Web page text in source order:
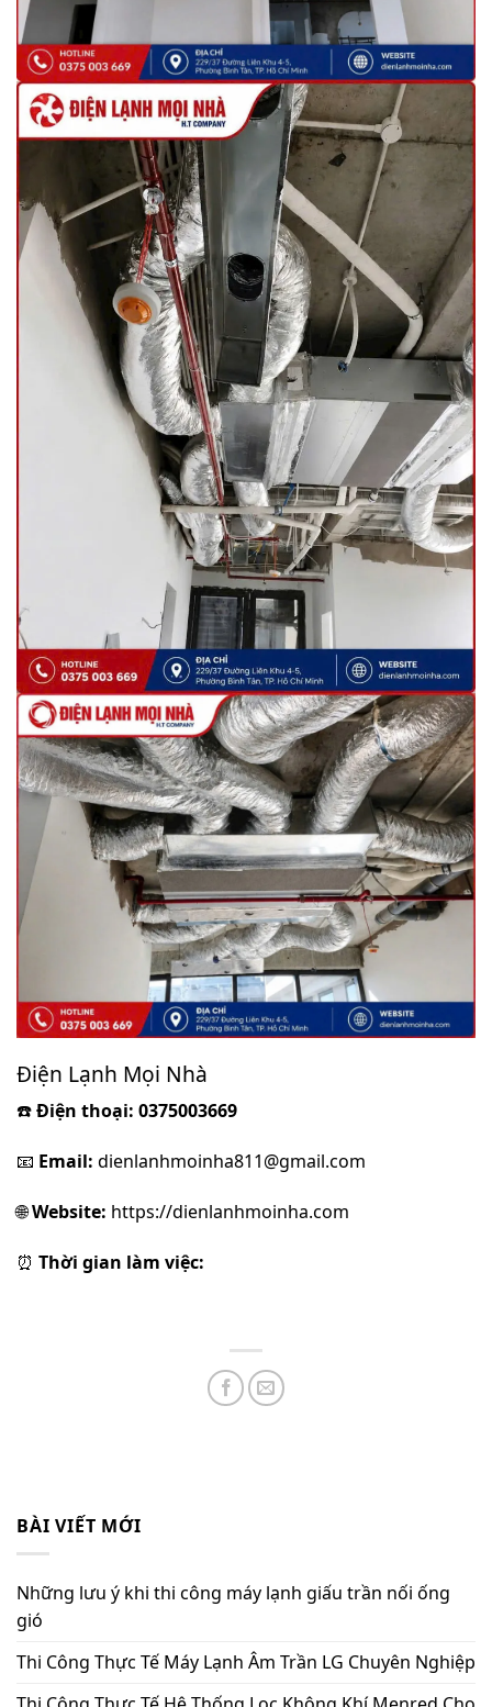
Điện Lạnh Mọi Nhà
☎️Điện thoại: 0375003669
📧 Email: dienlanhmoinha811@gmail.com
🌐Website: https://dienlanhmoinha.com
⏰ Thời gian làm việc:
BÀI VIẾT MỚI
Những lưu ý khi thi công máy lạnh giấu trần nối ống
gió
Thi Công Thực Tế Máy Lạnh Âm Trần LG Chuyên Nghiệp